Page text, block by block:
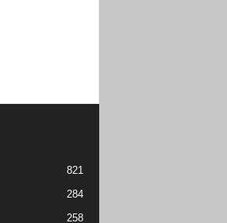
821
284
258